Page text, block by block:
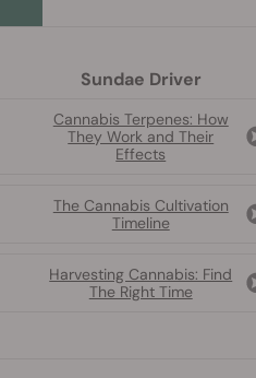
Sundae Driver
Cannabis Terpenes: How
They Work and Their
Effects
The Cannabis Cultivation
Timeline
Harvesting Cannabis: Find
The Right Time